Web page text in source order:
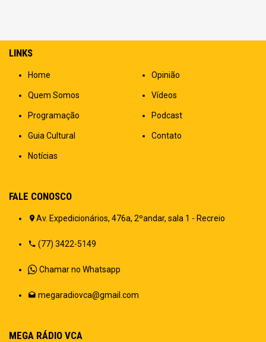
LINKS
Home
Quem Somos
Programação
Guia Cultural
Notícias
Opinião
Vídeos
Podcast
Contato
FALE CONOSCO
Av. Expedicionários, 476a, 2ºandar, sala 1 - Recreio
(77) 3422-5149
Chamar no Whatsapp
megaradiovca@gmail.com
MEGA RÁDIO VCA